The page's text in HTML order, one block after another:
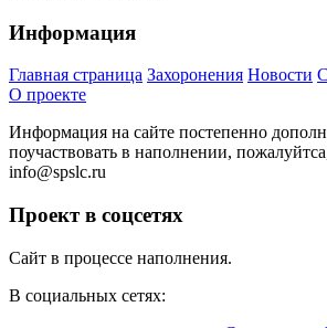
Информация
Главная страница Захоронения Новости
О проекте
Информация на сайте постепенно
поучаствовать в наполнении,
info@spslc.ru
Проект в соцсетях
Сайт в процессе наполнения.
В социальных сетях: